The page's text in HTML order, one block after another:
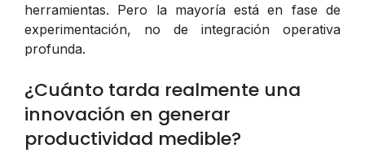
herramientas. Pero la mayoría está en fase de
experimentación, no de integración operativa
profunda.
¿Cuánto tarda realmente una
innovación en generar
productividad medible?